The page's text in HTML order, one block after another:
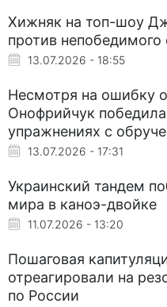
Хижняк на топ-шоу
против непобедимого
13.07.2026 - 18:55
Несмотря на ошибку
Онофрийчук
упражнениях с
13.07.2026 - 17:31
Украинский тандем
мира в каноэ-двойке
11.07.2026 - 13:20
Пошаговая
отреагировали на
по России